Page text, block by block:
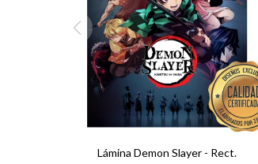
Lámina Demon Slayer - Rect.